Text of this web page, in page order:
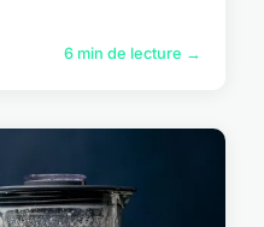
6 min de lecture →